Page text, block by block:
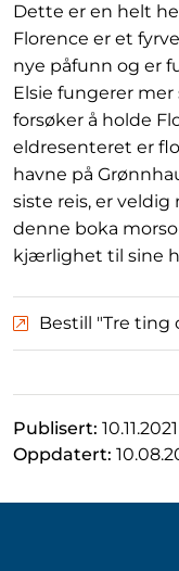
Dette er en helt
Florence er et
nye påfunn og er
Elsie fungerer
forsøker å holde
eldresenteret er
havne på
siste reis, er
denne boka
kjærlighet til sine
Bestill "Tre ting
Publisert: 10.11.2021
Oppdatert: